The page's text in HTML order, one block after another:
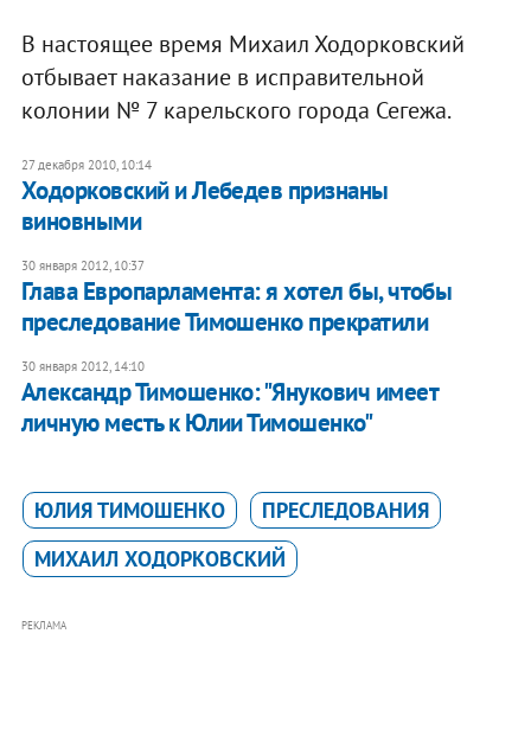
В настоящее время Михаил Ходорковский
отбывает наказание в исправительной
колонии № 7 карельского города Сегежа.
27 декабря 2010, 10:14
Ходорковский и Лебедев признаны
виновными
30 января 2012, 10:37
Глава Европарламента: я хотел бы, чтобы
преследование Тимошенко прекратили
30 января 2012, 14:10
Александр Тимошенко: "Янукович имеет
личную месть к Юлии Тимошенко"
ЮЛИЯ ТИМОШЕНКО
ПРЕСЛЕДОВАНИЯ
МИХАИЛ ХОДОРКОВСКИЙ
РЕКЛАМА